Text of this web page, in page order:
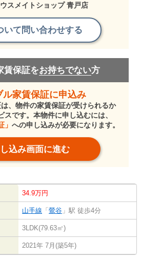
スメイトショップ 青戸店
いて問い合わせする
賃保証をお持ちでない方
ル家賃保証に申込み
、物件の家賃保証が受けられるか
スです。本物件に申し込むには、
」 への申し込みが必要になります。
込み画面に進む
34.9万円
山手線 「鶯谷 」駅 徒歩4分
3LDK(79.63㎡)
2021年 7月(築5年)